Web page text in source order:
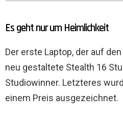
Es geht nur um Heimlichkeit
Der erste Laptop, der auf
neu gestaltete Stealth 16
Studiowinner. Letzteres
einem Preis ausgezeichnet.